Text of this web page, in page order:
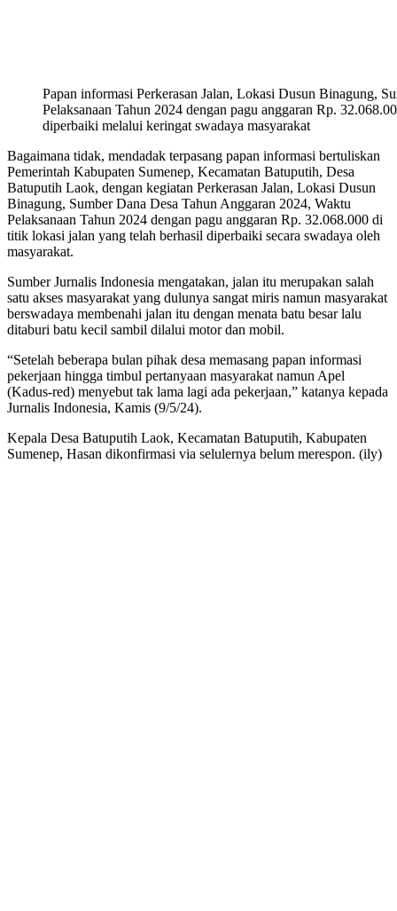
Papan informasi Perkerasan Jalan, Lokasi Dusun Binagung,
Pelaksanaan Tahun 2024 dengan pagu anggaran Rp.
diperbaiki melalui keringat swadaya masyarakat
Bagaimana tidak, mendadak terpasang papan informasi bertuliskan
Pemerintah Kabupaten Sumenep, Kecamatan Batuputih, Desa
Batuputih Laok, dengan kegiatan Perkerasan Jalan, Lokasi Dusun
Binagung, Sumber Dana Desa Tahun Anggaran 2024, Waktu
Pelaksanaan Tahun 2024 dengan pagu anggaran Rp. 32.068.000 di
titik lokasi jalan yang telah berhasil diperbaiki secara swadaya oleh
masyarakat.
Sumber Jurnalis Indonesia mengatakan, jalan itu merupakan salah
satu akses masyarakat yang dulunya sangat miris namun masyarakat
berswadaya membenahi jalan itu dengan menata batu besar lalu
ditaburi batu kecil sambil dilalui motor dan mobil.
“Setelah beberapa bulan pihak desa memasang papan informasi
pekerjaan hingga timbul pertanyaan masyarakat namun Apel
(Kadus-red) menyebut tak lama lagi ada pekerjaan,” katanya kepada
Jurnalis Indonesia, Kamis (9/5/24).
Kepala Desa Batuputih Laok, Kecamatan Batuputih, Kabupaten
Sumenep, Hasan dikonfirmasi via selulernya belum merespon. (ily)